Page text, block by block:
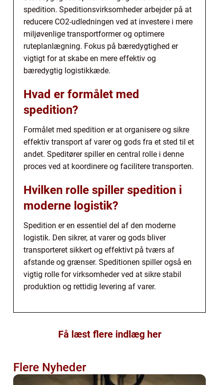
spedition. Speditionsvirksomheder arbejder på at
reducere CO2-udledningen ved at investere i mere
miljøvenlige transportformer og optimere
ruteplanlægning. Fokus på bæredygtighed er
vigtigt for at skabe en mere effektiv og
bæredygtig logistikkæde.
Hvad er formålet med
spedition?
Formålet med spedition er at organisere og sikre
effektiv transport af varer og gods fra et sted til et
andet. Speditører spiller en central rolle i denne
proces ved at koordinere og facilitere transporten.
Hvilken rolle spiller spedition i
moderne logistik?
Spedition er en essentiel del af den moderne
logistik. Den sikrer, at varer og gods bliver
transporteret sikkert og effektivt på tværs af
afstande og grænser. Speditionen spiller også en
vigtig rolle for virksomheder ved at sikre stabil
produktion og rettidig levering af varer.
Få læst flere indlæg her
Flere Nyheder